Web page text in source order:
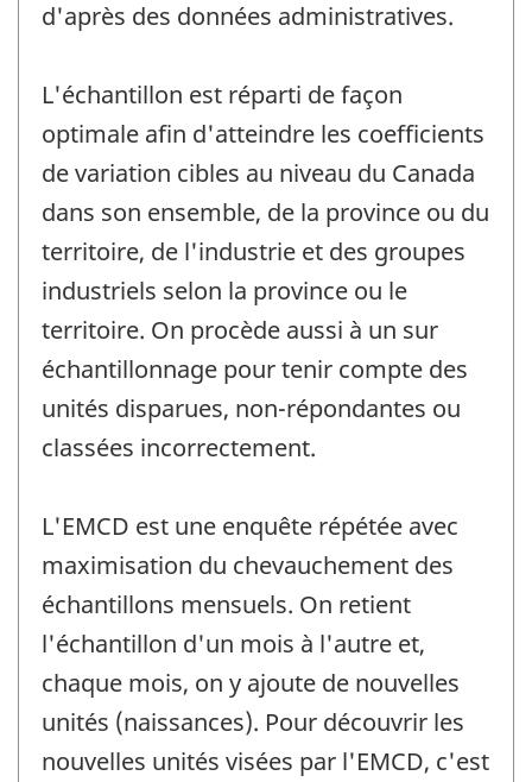
d'après des données administratives.
L'échantillon est réparti de façon
optimale afin d'atteindre les coefficients
de variation cibles au niveau du Canada
dans son ensemble, de la province ou du
territoire, de l'industrie et des groupes
industriels selon la province ou le
territoire. On procède aussi à un sur
échantillonnage pour tenir compte des
unités disparues, non-répondantes ou
classées incorrectement.
L'EMCD est une enquête répétée avec
maximisation du chevauchement des
échantillons mensuels. On retient
l'échantillon d'un mois à l'autre et,
chaque mois, on y ajoute de nouvelles
unités (naissances). Pour découvrir les
nouvelles unités visées par l'EMCD, c'est